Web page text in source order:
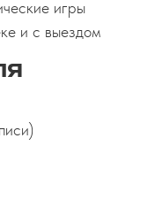
игры
и с выездом